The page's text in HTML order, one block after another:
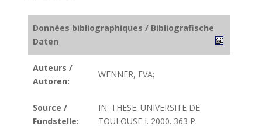
Données bibliographiques / Bibliografische
Daten
Auteurs /
Autoren:
WENNER, EVA;
Source /
Fundstelle:
IN: THESE. UNIVERSITE DE
TOULOUSE I. 2000. 363 P.